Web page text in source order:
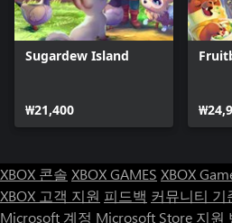
Sugardew Island
₩21,400
XBOX 콘솔 XBOX GAMES XBOX
XBOX 고객 지원 피드백 커뮤니티 기
Microsoft 계정 Microsoft Store 지원